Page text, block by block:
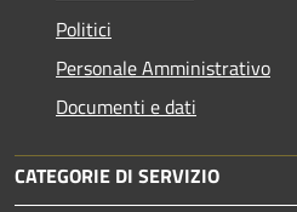
Politici
Personale Amministrativo
Documenti e dati
CATEGORIE DI SERVIZIO